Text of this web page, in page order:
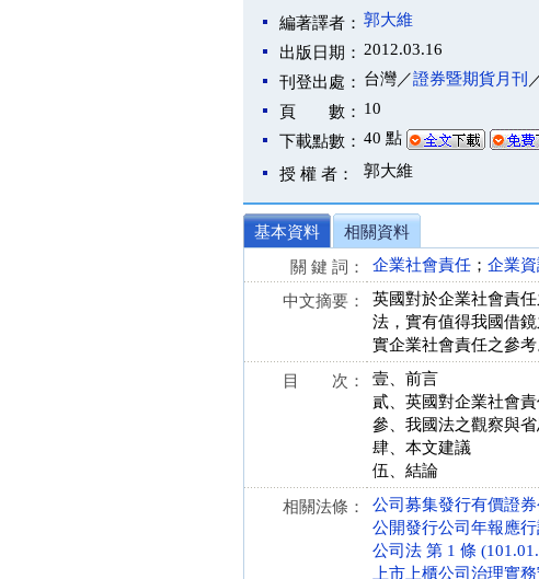
編著譯者： 郭大維
出版日期： 2012.03.16
刊登出處： 台灣／證券暨期貨月刊
頁 數： 10
下載點數： 40 點
授 權 者：
郭大維
基本資料
相關資料
關 鍵 詞：
企業社會責任 ； 企業
中文摘要：
英國對於企業社會責
法，實有值得我國借
實企業社會責任之參考
目 次：
壹、前言
貳、英國對企業社會
參、我國法之觀察與省
肆、本文建議
伍、結論
相關法條：
公司募集發行有價證
公開發行公司年報應
公司法 第 1 條
上市上櫃公司治理實